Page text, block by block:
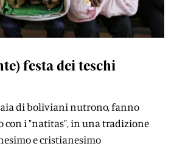
festa dei teschi
di boliviani nutrono, fanno
con i "natitas", in una tradizione
e cristianesimo